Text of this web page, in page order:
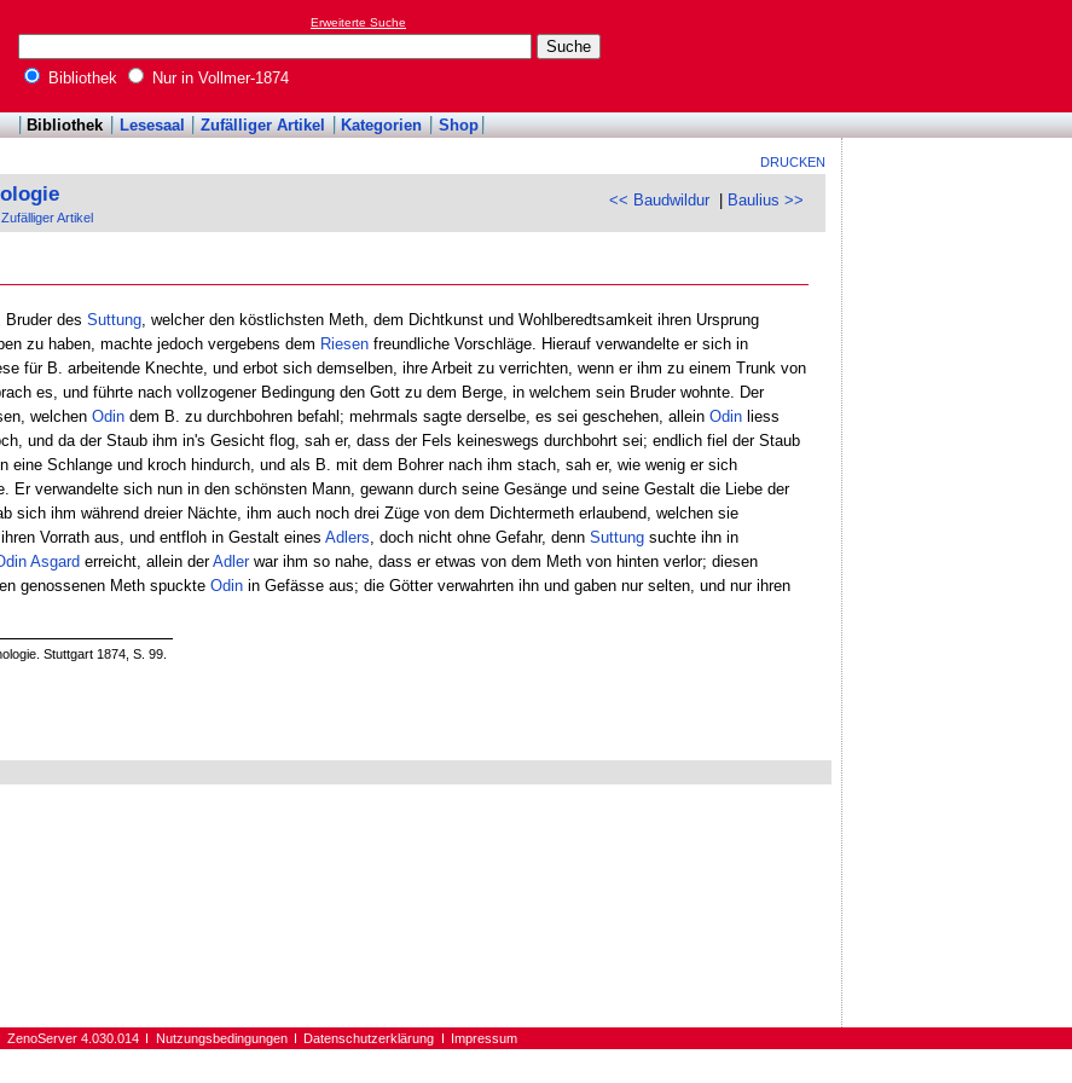
Erweiterte Suche
Bibliothek Nur in Vollmer-1874
Bibliothek Lesesaal Zufälliger Artikel Kategorien Shop
DRUCKEN
<< Baudwildur Baulius >>
Zufälliger Artikel
des Suttung, welcher den köstlichsten Meth, dem Dichtkunst und Wohlberedtsamkeit ihren Ursprung
zu haben, machte jedoch vergebens dem Riesenfreundliche Vorschläge. Hierauf verwandelte er sich in
für B. arbeitende Knechte, und erbot sich demselben, ihre Arbeit zu verrichten, wenn er ihm zu einem Trunk von
es, und führte nach vollzogener Bedingung den Gott zu dem Berge, in welchem sein Bruder wohnte. Der
welchen Odindem B. zu durchbohren befahl; mehrmals sagte derselbe, es sei geschehen, allein Odinliess
und da der Staub ihm in's Gesicht flog, sah er, dass der Fels keineswegs durchbohrt sei; endlich fiel der Staub
eine Schlange und kroch hindurch, und als B. mit dem Bohrer nach ihm stach, sah er, wie wenig er sich
Er verwandelte sich nun in den schönsten Mann, gewann durch seine Gesänge und seine Gestalt die Liebe der
sich ihm während dreier Nächte, ihm auch noch drei Züge von dem Dichtermeth erlaubend, welchen sie
Vorrath aus, und entfloh in Gestalt eines Adlers , doch nicht ohne Gefahr, denn Suttungsuchte ihn in
Asgard erreicht, allein derAdlerwar ihm so nahe, dass er etwas von dem Meth von hinten verlor; diesen
genossenen Meth spuckte Odinin Gefässe aus; die Götter verwahrten ihn und gaben nur selten, und nur ihren
Stuttgart 1874, S. 99.
ZenoServer 4.030.014 Nutzungsbedingungen Datenschutzerklärung Impressum